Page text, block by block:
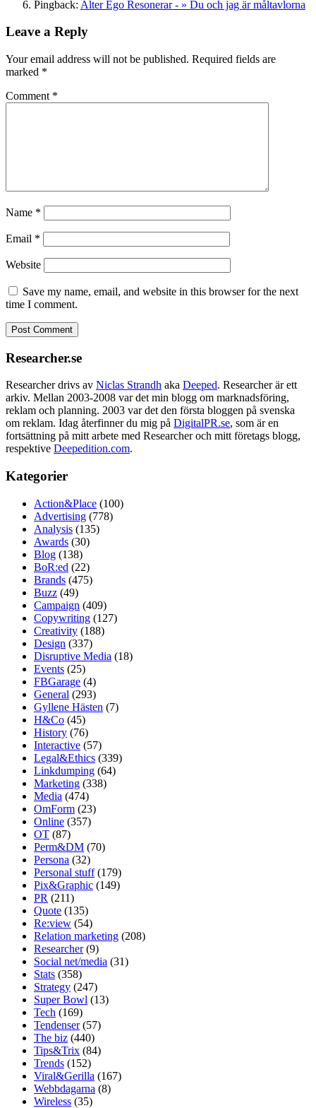
Pingback: Alter Ego Resonerar - » Du och jag är måltavlorna
Leave a Reply
Your email address will not be published. Required fields are
marked *
Comment *
Name *
Email *
Website
Save my name, email, and website in this browser for the next
time I comment.
Researcher.se
Researcher drivs av Niclas Strandh aka Deeped. Researcher är ett
arkiv. Mellan 2003-2008 var det min blogg om marknadsföring,
reklam och planning. 2003 var det den första bloggen på svenska
om reklam. Idag återfinner du mig på DigitalPR.se, som är en
fortsättning på mitt arbete med Researcher och mitt företags blogg,
respektive Deepedition.com.
Kategorier
Action&Place (100)
Advertising (778)
Analysis (135)
Awards (30)
Blog (138)
BoR:ed (22)
Brands (475)
Buzz (49)
Campaign (409)
Copywriting (127)
Creativity (188)
Design (337)
Disruptive Media (18)
Events (25)
FBGarage (4)
General (293)
Gyllene Hästen (7)
H&Co (45)
History (76)
Interactive (57)
Legal&Ethics (339)
Linkdumping (64)
Marketing (338)
Media (474)
OmForm (23)
Online (357)
OT (87)
Perm&DM (70)
Persona (32)
Personal stuff(179)
Pix&Graphic (149)
PR (211)
Quote (135)
Re:view (54)
Relation marketing (208)
Researcher(9)
Social net/media (31)
Stats (358)
Strategy (247)
Super Bowl (13)
Tech (169)
Tendenser(57)
The biz (440)
Tips&Trix (84)
Trends (152)
Viral&Gerilla (167)
Webbdagarna (8)
Wireless (35)